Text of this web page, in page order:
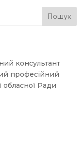
Пошук
консультант
професійний
Ради